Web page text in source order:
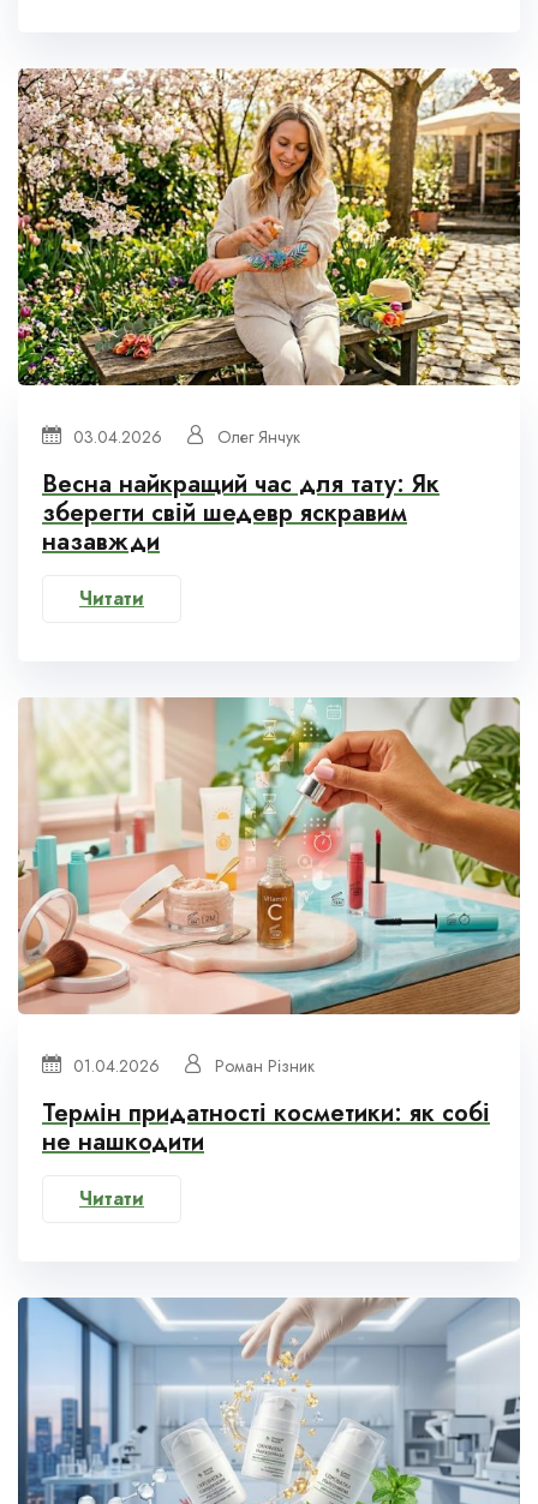
03.04.2026 Олег Янчук
Весна найкращий час для тату: Як
зберегти свій шедевр яскравим
назавжди
Читати
01.04.2026 Роман Різник
Термін придатності косметики: як собі
не нашкодити
Читати